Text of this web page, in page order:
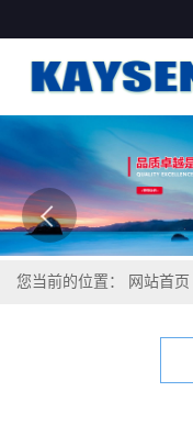
您当前的位置： 网站首页